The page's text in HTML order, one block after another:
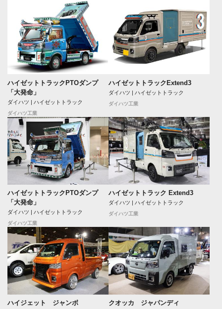
ハイゼットトラックPTOダンプ
「大発命」
ダイハツ | ハイゼットトラック
ダイハツ工業
ハイゼットトラックExtend3
ダイハツ | ハイゼットトラック
ダイハツ工業
ハイゼットトラックPTOダンプ
「大発命」
ダイハツ | ハイゼットトラック
ダイハツ工業
ハイゼットトラック Extend3
ダイハツ | ハイゼットトラック
ダイハツ工業
ハイジェット ジャンボ クオッカ ジャパンディ